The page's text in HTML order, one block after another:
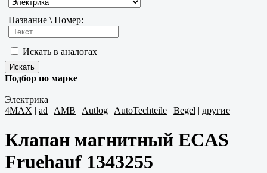
Название \ Номер:
Искать в аналогах
Подбор по марке
Электрика
4MAX | ad | AMB | Autlog | AutoTechteile | Begel | другие
Клапан магнитный ECAS
Fruehauf 1343255